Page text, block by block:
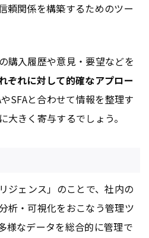
頼関係を構築するためのツー
購入履歴や意見・要望などを
ぞれに対して的確なアプロー
SFAと合わせて情報を整理す
きく寄与するでしょう。
ジェンス」のことで、社内の
析・可視化をおこなう管理ツ
様なデータを総合的に管理で